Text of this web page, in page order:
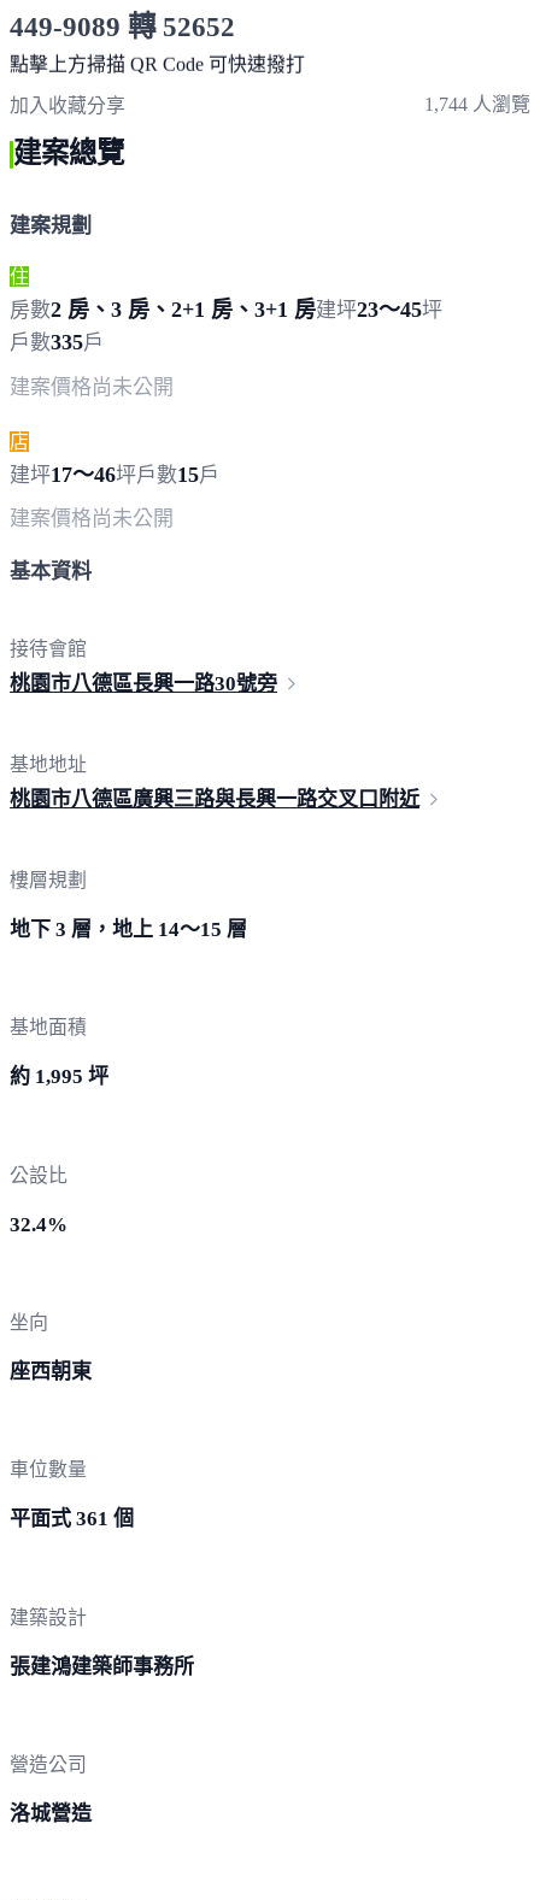
449-9089 轉 52652
服務時間 10:00～19:00
點擊上方掃描 QR Code 可快速撥打
加入收藏分享 1,744 人瀏覽
建案總覽
建案規劃
住
房數2 房、3 房、2+1 房、3+1 房建坪23～45坪
戶數335戶
建案價格尚未公開
店
建坪17～46坪戶數15戶
建案價格尚未公開
基本資料
接待會館
桃園市八德區長興一路30號旁
基地地址
桃園市八德區廣興三路與長興一路交叉口附近
樓層規劃
地下 3 層，地上 14～15 層
基地面積
約 1,995 坪
公設比
32.4%
坐向
座西朝東
車位數量
平面式 361 個
建築設計
張建鴻建築師事務所
營造公司
洛城營造